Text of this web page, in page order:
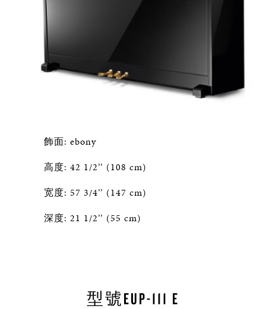
飾面: ebony
高度: 42 1/2’’ (108 cm)
宽度: 57 3/4’’ (147 cm)
深度: 21 1/2’’ (55 cm)
型號EUP-111 E